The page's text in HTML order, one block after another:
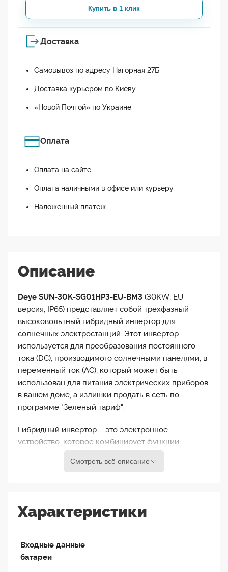
Купить в 1 клик
Доставка
Самовывоз по адресу Нагорная 27Б
Доставка курьером по Киеву
«Новой Почтой» по Украине
Оплата
Оплата на сайте
Оплата наличными в офисе или курьеру
Наложенный платеж
Описание
Deye SUN-30K-SG01HP3-EU-BM3 (30KW, EU
версия, IP65) представляет собой трехфазный
высоковольтный гибридный инвертор для
солнечных электростанций. Этот инвертор
используется для преобразования постоянного
тока (DC), производимого солнечными панелями, в
переменный ток (AC), который может быть
использован для питания электрических приборов
в вашем доме, а излишки продать в сеть по
программе "Зеленый тариф".
Гибридный инвертор – это электронное
устройство, которое комбинирует функции
другими функциями, такими как зарядка
и высокая эффективность преобразования
энергии. Вот некоторые из наиболее
Смотреть всё описание
Характеристики
Входные данные
батареи